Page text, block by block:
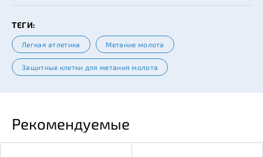
ТЕГИ:
Легкая атлетика Метание молота
Защитные клетки для метания молота
Рекомендуемые